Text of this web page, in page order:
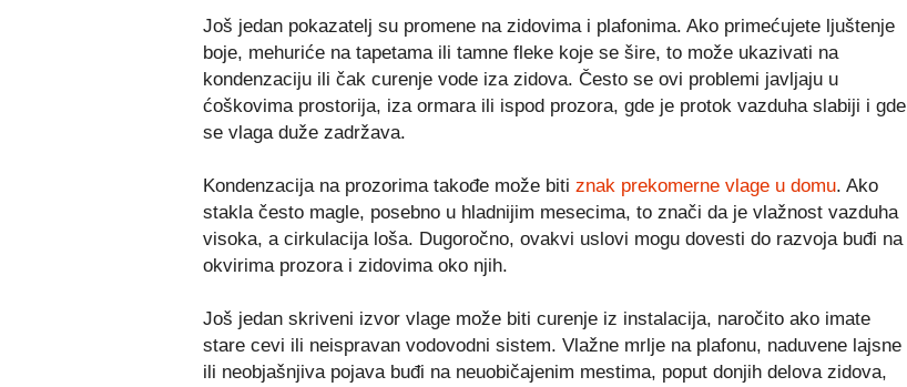
Još jedan pokazatelj su promene na zidovima i plafonima. Ako primećujete ljuštenje
boje, mehuriće na tapetama ili tamne fleke koje se šire, to može ukazivati na
kondenzaciju ili čak curenje vode iza zidova. Često se ovi problemi javljaju u
ćoškovima prostorija, iza ormara ili ispod prozora, gde je protok vazduha slabiji i gde
se vlaga duže zadržava.
Kondenzacija na prozorima takođe može biti znak prekomerne vlage u domu. Ako
stakla često magle, posebno u hladnijim mesecima, to znači da je vlažnost vazduha
visoka, a cirkulacija loša. Dugoročno, ovakvi uslovi mogu dovesti do razvoja buđi na
okvirima prozora i zidovima oko njih.
Još jedan skriveni izvor vlage može biti curenje iz instalacija, naročito ako imate
stare cevi ili neispravan vodovodni sistem. Vlažne mrlje na plafonu, naduvene lajsne
ili neobjašnjiva pojava buđi na neuobičajenim mestima, poput donjih delova zidova,